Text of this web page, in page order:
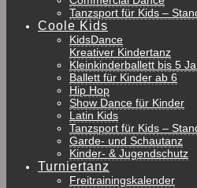
Tanzsport für Kids –
Coole Kids
KidsDance
Kreativer Kindertanz
Kleinkinderballett bis 5
Ballett für Kinder ab 6
Hip Hop
Show Dance für Kinder
Latin Kids
Tanzsport für Kids –
Garde- und Schautanz
Kinder- & Jugendschutz
Turniertanz
Freitrainingskalender